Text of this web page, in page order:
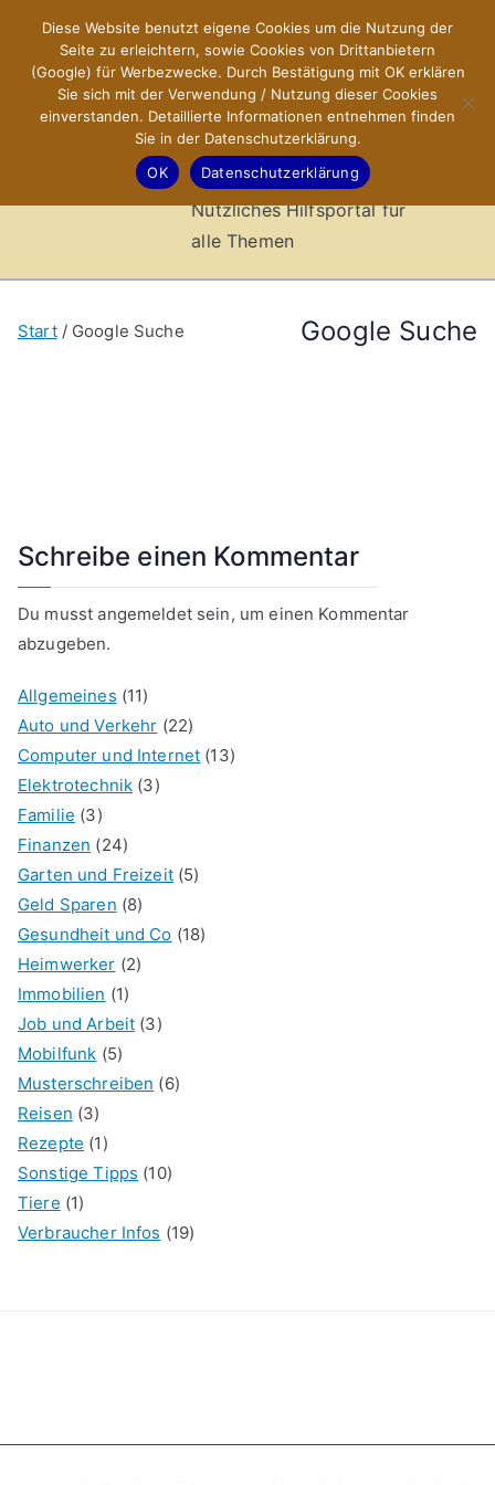
springen
X-Sites.de
–
Hilfsportal
Nützliches Hilfsportal für
alle Themen
Google Suche
Start Google Suche
Schreibe einen Kommentar
Du musstangemeldetsein, um einen Kommentar
abzugeben.
Allgemeines (11)
Auto und Verkehr (22)
Computer und Internet (13)
Elektrotechnik (3)
Familie (3)
Finanzen (24)
Garten und Freizeit(5)
Geld Sparen (8)
Gesundheit und Co (18)
Heimwerker (2)
Immobilien (1)
Job und Arbeit (3)
Mobilfunk (5)
Musterschreiben (6)
Reisen (3)
Rezepte (1)
Sonstige Tipps (10)
Tiere (1)
Verbraucher Infos (19)
Diese Website benutzt eigene Cookies um die Nutzung der
Seite zu erleichtern, sowie Cookies von Drittanbietern
(Google) für Werbezwecke. Durch Bestätigung mit OK erklären
Sie sich mit der Verwendung / Nutzung dieser Cookies
einverstanden. Detaillierte Informationen entnehmen finden
Sie in der Datenschutzerklärung.
OK
Datenschutzerklärung